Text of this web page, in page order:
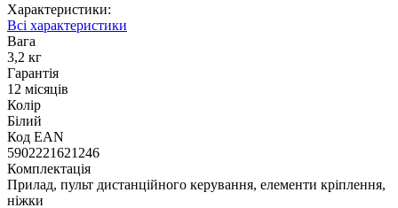
Характеристики:
Всі характеристики
Вага
3,2 кг
Гарантія
12 місяців
Колір
Білий
Код ЕАN
5902221621246
Комплектація
Прилад, пульт дистанційного керування, елементи кріплення,
ніжки